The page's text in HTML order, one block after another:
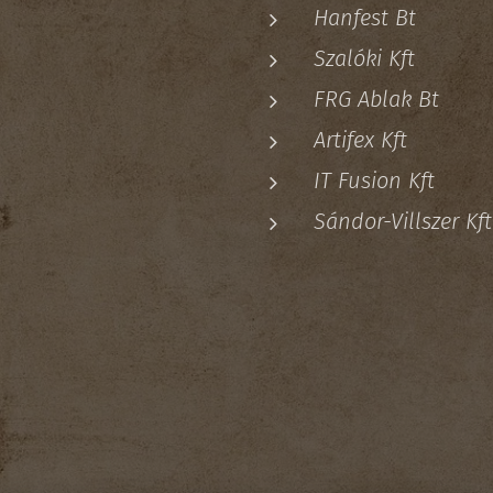
Hanfest Bt
Szalóki Kft
FRG Ablak Bt
Artifex Kft
IT Fusion Kft
Sándor-Villszer